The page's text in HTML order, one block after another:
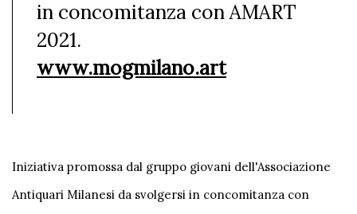
in concomitanza con AMART
2021.
www.mogmilano.art
Iniziativa promossa dal gruppo giovani dell'Associazione
Antiquari Milanesi da svolgersi in concomitanza con